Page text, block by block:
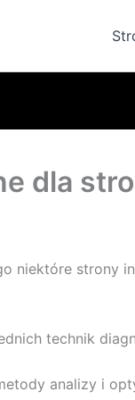
dla
niektóre strony
technik
analizy i